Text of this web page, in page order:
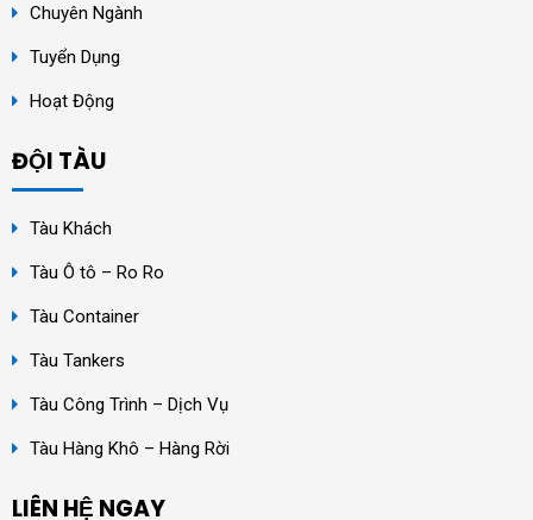
Chuyên Ngành
Tuyển Dụng
Hoạt Động
ĐỘI TÀU
Tàu Khách
Tàu Ô tô – Ro Ro
Tàu Container
Tàu Tankers
Tàu Công Trình – Dịch Vụ
Tàu Hàng Khô – Hàng Rời
LIÊN HỆ NGAY